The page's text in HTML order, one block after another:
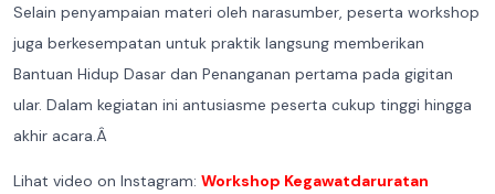
Selain penyampaian materi oleh narasumber, peserta workshop
juga berkesempatan untuk praktik langsung memberikan
Bantuan Hidup Dasar dan Penanganan pertama pada gigitan
ular. Dalam kegiatan ini antusiasme peserta cukup tinggi hingga
akhir acara.Â
Lihat video on Instagram: Workshop Kegawatdaruratan